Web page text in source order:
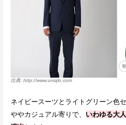
http://www.uniqlo.com
ネイビースーツとライトグリーン色
ややカジュアル寄りで、 いわゆる大